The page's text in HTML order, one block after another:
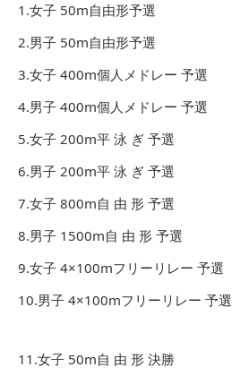
1.女子 50m自由形予選
2.男子 50m自由形予選
3.女子 400m個人メドレー 予選
4.男子 400m個人メドレー 予選
5.女子 200m平 泳 ぎ 予選
6.男子 200m平 泳 ぎ 予選
7.女子 800m自 由 形 予選
8.男子 1500m自 由 形 予選
9.女子 4×100mフリーリレー 予選
10.男子 4×100mフリーリレー 予選
11.女子 50m自 由 形 決勝